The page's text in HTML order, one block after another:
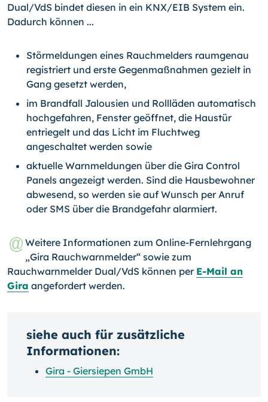
Dual/VdS bindet die­sen in ein KNX/EIB System ein.
Dadurch können ...
Störmeldungen eines Rauchmelders raumgenau
regis­triert und erste Gegenmaßnahmen gezielt in
Gang ge­setzt werden,
im Brandfall Jalousien und Rollläden automatisch
hoch­gefahren, Fenster geöffnet, die Haustür
entriegelt und das Licht im Fluchtweg
angeschaltet werden sowie
aktuelle Warnmeldungen über die Gira Control
Panels angezeigt werden. Sind die Hausbewohner
abwesend, so werden sie auf Wunsch per Anruf
oder SMS über die Brandgefahr alarmiert.
Weitere Informationen zum Online-Fernlehrgang
„Gira Rauchwarnmelder“ sowie zum
Rauchwarnmelder Dual/VdS können per E-Mail an
Gira angefordert werden.
siehe auch für zusätzliche
Informationen:
Gira - Giersiepen GmbH